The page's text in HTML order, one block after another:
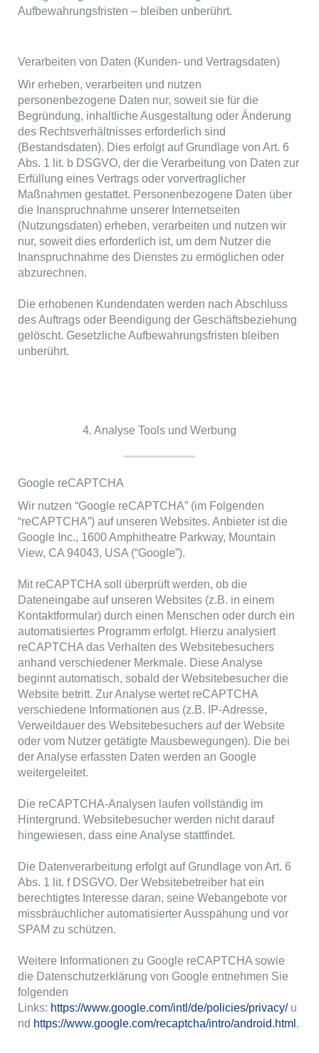
Aufbewahrungsfristen – bleiben unberührt.
Verarbeiten von Daten (Kunden- und Vertragsdaten)
Wir erheben, verarbeiten und nutzen
personenbezogene Daten nur, soweit sie für die
Begründung, inhaltliche Ausgestaltung oder Änderung
des Rechtsverhältnisses erforderlich sind
(Bestandsdaten). Dies erfolgt auf Grundlage von Art. 6
Abs. 1 lit. b DSGVO, der die Verarbeitung von Daten zur
Erfüllung eines Vertrags oder vorvertraglicher
Maßnahmen gestattet. Personenbezogene Daten über
die Inanspruchnahme unserer Internetseiten
(Nutzungsdaten) erheben, verarbeiten und nutzen wir
nur, soweit dies erforderlich ist, um dem Nutzer die
Inanspruchnahme des Dienstes zu ermöglichen oder
abzurechnen.
Die erhobenen Kundendaten werden nach Abschluss
des Auftrags oder Beendigung der Geschäftsbeziehung
gelöscht. Gesetzliche Aufbewahrungsfristen bleiben
unberührt.
4. Analyse Tools und Werbung
Google reCAPTCHA
Wir nutzen “Google reCAPTCHA” (im Folgenden
“reCAPTCHA”) auf unseren Websites. Anbieter ist die
Google Inc., 1600 Amphitheatre Parkway, Mountain
View, CA 94043, USA (“Google”).
Mit reCAPTCHA soll überprüft werden, ob die
Dateneingabe auf unseren Websites (z.B. in einem
Kontaktformular) durch einen Menschen oder durch ein
automatisiertes Programm erfolgt. Hierzu analysiert
reCAPTCHA das Verhalten des Websitebesuchers
anhand verschiedener Merkmale. Diese Analyse
beginnt automatisch, sobald der Websitebesucher die
Website betritt. Zur Analyse wertet reCAPTCHA
verschiedene Informationen aus (z.B. IP-Adresse,
Verweildauer des Websitebesuchers auf der Website
oder vom Nutzer getätigte Mausbewegungen). Die bei
der Analyse erfassten Daten werden an Google
weitergeleitet.
Die reCAPTCHA-Analysen laufen vollständig im
Hintergrund. Websitebesucher werden nicht darauf
hingewiesen, dass eine Analyse stattfindet.
Die Datenverarbeitung erfolgt auf Grundlage von Art. 6
Abs. 1 lit. f DSGVO. Der Websitebetreiber hat ein
berechtigtes Interesse daran, seine Webangebote vor
missbräuchlicher automatisierter Ausspähung und vor
SPAM zu schützen.
Weitere Informationen zu Google reCAPTCHA sowie
die Datenschutzerklärung von Google entnehmen Sie
folgenden
Links: https://www.google.com/intl/de/policies/privacy/u
nd https://www.google.com/recaptcha/intro/android.html